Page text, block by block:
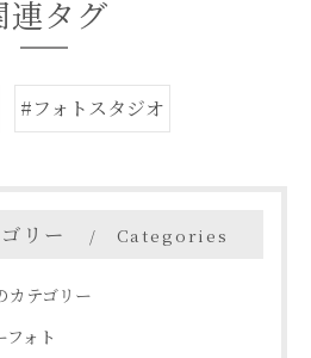
連タグ
#フォトスタジオ
リー Categories
カテゴリー
フォト